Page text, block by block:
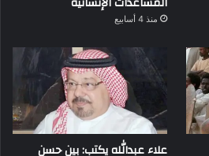
منذ 4 أسابيع
علاء عبدالله يكتب: بين حسن